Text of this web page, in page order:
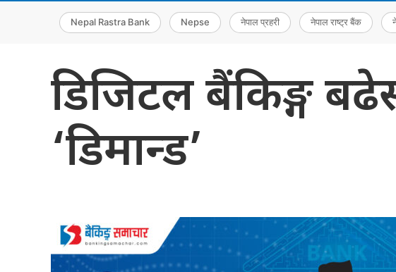
Nepal Rastra Bank Nepse नेपाल प्रहरी नेपाल राष्ट्र बैंक
डिजिटल बैंकिङ्ग
‘डिमान्ड’